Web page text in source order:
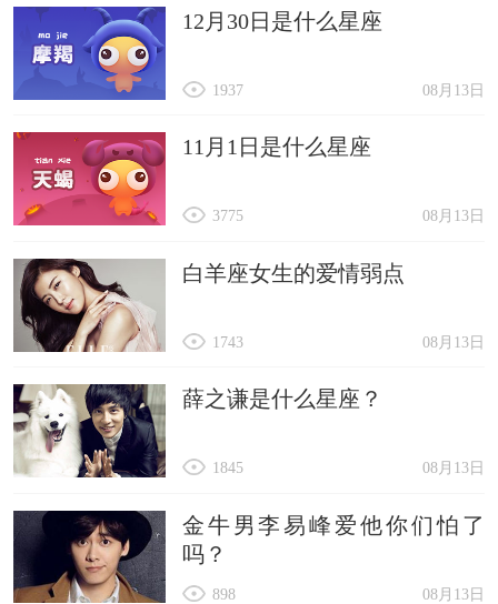
12月30日是什么星座
08月13日
1937
11月1日是什么星座
08月13日
3775
白羊座女生的爱情弱点
08月13日
1743
薛之谦是什么星座？
08月13日
1845
金牛男李易峰爱他你们怕了
吗？
08月13日
898